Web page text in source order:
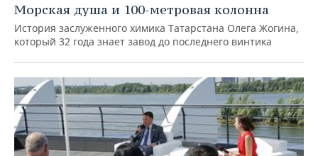
Морская душа и 100-метровая колонна
История заслуженного химика Татарстана Олега Жогина,
который 32 года знает завод до последнего винтика